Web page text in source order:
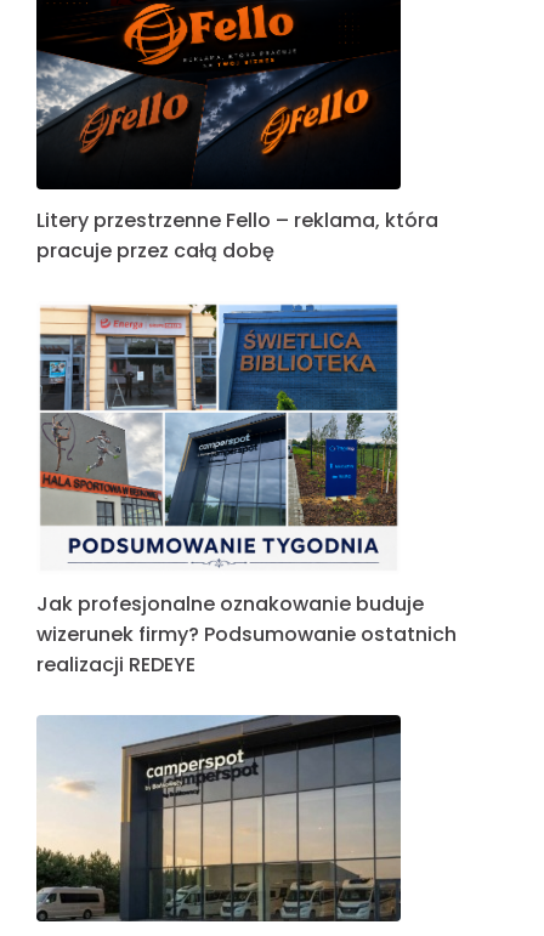
Litery przestrzenne Fello – reklama, która
pracuje przez całą dobę
Jak profesjonalne oznakowanie buduje
wizerunek firmy? Podsumowanie ostatnich
realizacji REDEYE